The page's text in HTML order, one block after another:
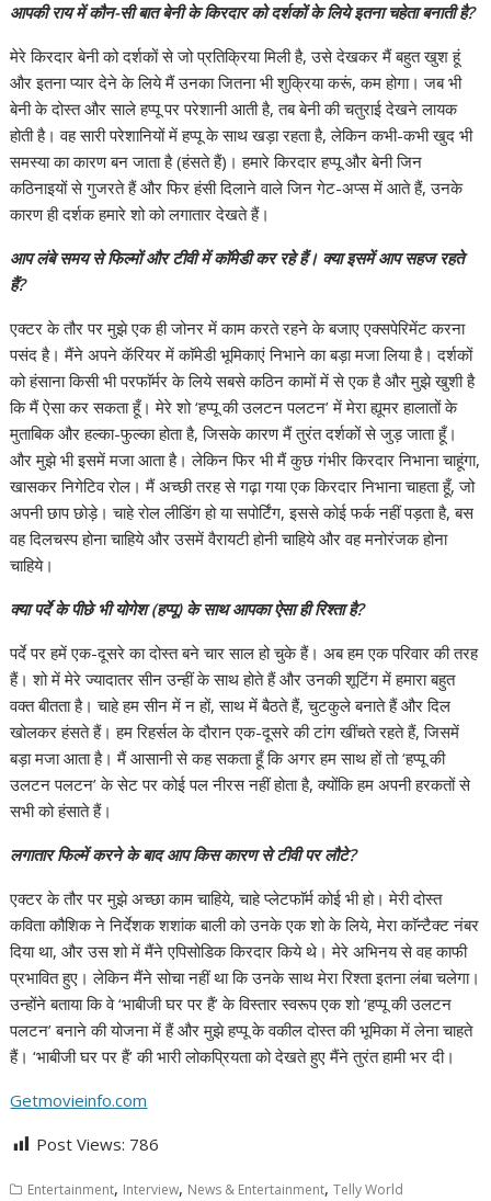
आपकी राय में कौन-सी बात बेनी के किरदार को दर्शकों के लिये इतना चहेता बनाती है?
मेरे किरदार बेनी को दर्शकों से जो प्रतिक्रिया मिली है, उसे देखकर मैं बहुत खुश हूं
और इतना प्यार देने के लिये मैं उनका जितना भी शुक्रिया करूं, कम होगा। जब भी
बेनी के दोस्त और साले हप्पू पर परेशानी आती है, तब बेनी की चतुराई देखने लायक
होती है। वह सारी परेशानियों में हप्पू के साथ खड़ा रहता है, लेकिन कभी-कभी खुद भी
समस्या का कारण बन जाता है (हंसते हैं)। हमारे किरदार हप्पू और बेनी जिन
कठिनाइयों से गुजरते हैं और फिर हंसी दिलाने वाले जिन गेट-अप्स में आते हैं, उनके
कारण ही दर्शक हमारे शो को लगातार देखते हैं।
आप लंबे समय से फिल्मों और टीवी में काॅमेडी कर रहे हैं। क्या इसमें आप सहज रहते
हैं?
एक्टर के तौर पर मुझे एक ही जोनर में काम करते रहने के बजाए एक्सपेरिमेंट करना
पसंद है। मैंने अपने कॅरियर में काॅमेडी भूमिकाएं निभाने का बड़ा मजा लिया है। दर्शकों
को हंसाना किसी भी परफाॅर्मर के लिये सबसे कठिन कामों में से एक है और मुझे खुशी है
कि मैं ऐसा कर सकता हूँ। मेरे शो ‘हप्पू की उलटन पलटन’ में मेरा ह्यूमर हालातों के
मुताबिक और हल्का-फुल्का होता है, जिसके कारण मैं तुरंत दर्शकों से जुड़ जाता हूँ।
और मुझे भी इसमें मजा आता है। लेकिन फिर भी मैं कुछ गंभीर किरदार निभाना चाहूंगा,
खासकर निगेटिव रोल। मैं अच्छी तरह से गढ़ा गया एक किरदार निभाना चाहता हूँ, जो
अपनी छाप छोड़े। चाहे रोल लीडिंग हो या सपोर्टिंग, इससे कोई फर्क नहीं पड़ता है, बस
वह दिलचस्प होना चाहिये और उसमें वैरायटी होनी चाहिये और वह मनोरंजक होना
चाहिये।
क्या पर्दे के पीछे भी योगेश (हप्पू) के साथ आपका ऐसा ही रिश्ता है?
पर्दे पर हमें एक-दूसरे का दोस्त बने चार साल हो चुके हैं। अब हम एक परिवार की तरह
हैं। शो में मेरे ज्यादातर सीन उन्हीं के साथ होते हैं और उनकी शूटिंग में हमारा बहुत
वक्त बीतता है। चाहे हम सीन में न हों, साथ में बैठते हैं, चुटकुले बनाते हैं और दिल
खोलकर हंसते हैं। हम रिहर्सल के दौरान एक-दूसरे की टांग खींचते रहते हैं, जिसमें
बड़ा मजा आता है। मैं आसानी से कह सकता हूँ कि अगर हम साथ हों तो ‘हप्पू की
उलटन पलटन’ के सेट पर कोई पल नीरस नहीं होता है, क्योंकि हम अपनी हरकतों से
सभी को हंसाते हैं।
लगातार फिल्में करने के बाद आप किस कारण से टीवी पर लौटे?
एक्टर के तौर पर मुझे अच्छा काम चाहिये, चाहे प्लेटफाॅर्म कोई भी हो। मेरी दोस्त
कविता कौशिक ने निर्देशक शशांक बाली को उनके एक शो के लिये, मेरा काॅन्टैक्ट नंबर
दिया था, और उस शो में मैंने एपिसोडिक किरदार किये थे। मेरे अभिनय से वह काफी
प्रभावित हुए। लेकिन मैंने सोचा नहीं था कि उनके साथ मेरा रिश्ता इतना लंबा चलेगा।
उन्होंने बताया कि वे ‘भाबीजी घर पर हैं’ के विस्तार स्वरूप एक शो ‘हप्पू की उलटन
पलटन’ बनाने की योजना में हैं और मुझे हप्पू के वकील दोस्त की भूमिका में लेना चाहते
हैं। ‘भाबीजी घर पर हैं’ की भारी लोकप्रियता को देखते हुए मैंने तुरंत हामी भर दी।
Getmovieinfo.com
Post Views: 786
Entertainment, Interview, News & Entertainment,Telly World